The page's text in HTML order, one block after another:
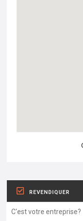
REVENDIQUER
C'est votre entreprise?